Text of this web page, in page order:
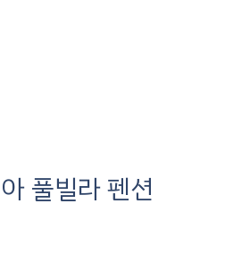
풀빌라 펜션